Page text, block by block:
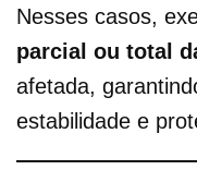
Nesses casos,
parcial ou total
afetada,
estabilidade e